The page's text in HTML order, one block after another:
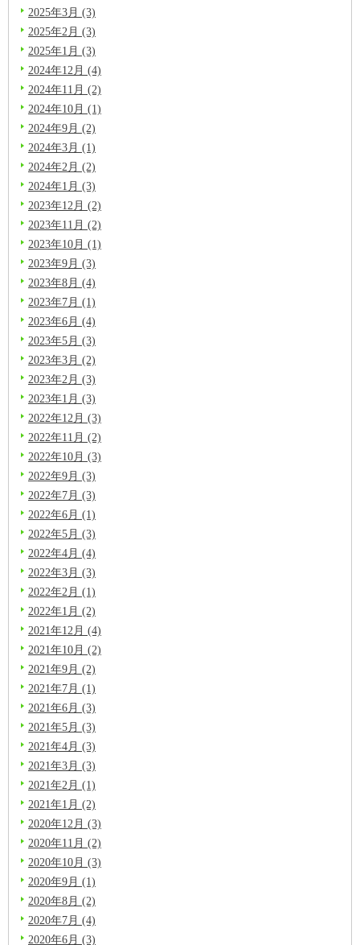
2025年3月 (3)
2025年2月 (3)
2025年1月 (3)
2024年12月 (4)
2024年11月 (2)
2024年10月 (1)
2024年9月 (2)
2024年3月 (1)
2024年2月 (2)
2024年1月 (3)
2023年12月 (2)
2023年11月 (2)
2023年10月 (1)
2023年9月 (3)
2023年8月 (4)
2023年7月 (1)
2023年6月 (4)
2023年5月 (3)
2023年3月 (2)
2023年2月 (3)
2023年1月 (3)
2022年12月 (3)
2022年11月 (2)
2022年10月 (3)
2022年9月 (3)
2022年7月 (3)
2022年6月 (1)
2022年5月 (3)
2022年4月 (4)
2022年3月 (3)
2022年2月 (1)
2022年1月 (2)
2021年12月 (4)
2021年10月 (2)
2021年9月 (2)
2021年7月 (1)
2021年6月 (3)
2021年5月 (3)
2021年4月 (3)
2021年3月 (3)
2021年2月 (1)
2021年1月 (2)
2020年12月 (3)
2020年11月 (2)
2020年10月 (3)
2020年9月 (1)
2020年8月 (2)
2020年7月 (4)
2020年6月 (3)